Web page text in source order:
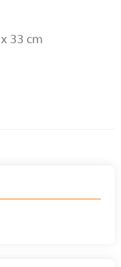
33 cm